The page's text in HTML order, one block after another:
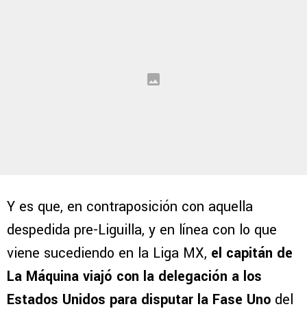
Y es que, en contraposición con aquella
despedida pre-Liguilla, y en línea con lo que
viene sucediendo en la Liga MX, el capitán de
La Máquina viajó con la delegación a los
Estados Unidos para disputar la Fase Uno del